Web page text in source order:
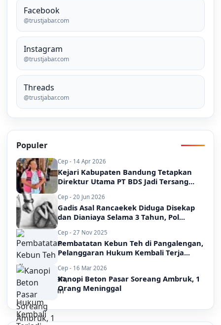
Facebook
@trustjabar.com
Instagram
@trustjabar.com
Threads
@trustjabar.com
Populer
Cep - 14 Apr 2026
Kejari Kabupaten Bandung Tetapkan
Direktur Utama PT BDS Jadi Tersang...
Cep - 20 Jun 2026
Gadis Asal Rancaekek Diduga Disekap
dan Dianiaya Selama 3 Tahun, Pol...
Cep - 27 Nov 2025
Pembatatan Kebun Teh di Pangalengan,
Pelanggaran Hukum Kembali Terja...
Cep - 16 Mar 2026
Kanopi Beton Pasar Soreang Ambruk, 1
Orang Meninggal